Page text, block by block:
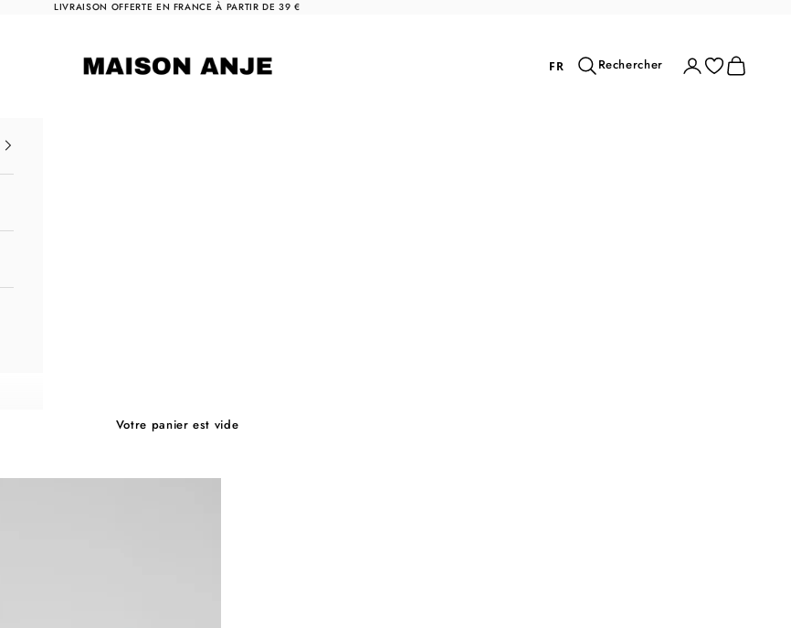
LIVRAISON OFFERTE EN FRANCE À PARTIR DE 39 €
FR Rechercher
Rechercher ConnexionPanier
Votre panier est vide